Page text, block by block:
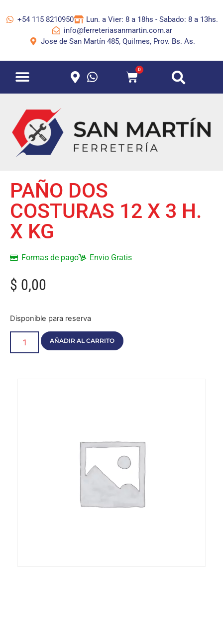
+54 115 8210950
Lun. a Vier: 8 a 18hs - Sabado: 8 a 13hs.
info@ferreteriasanmartin.com.ar
Jose de San Martín 485, Quilmes, Prov. Bs. As.
0
PAÑO DOS
COSTURAS 12 X 3 H.
X KG
Formas de pago Envio Gratis
$ 0,00
Disponible para reserva
AÑADIR AL CARRITO